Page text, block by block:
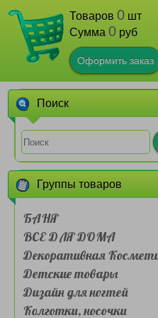
Товаров 0 шт
Сумма 0 руб
Оформить заказ
Поиск
Группы товаров
БАНЯ
ВСЕ ДЛЯ ДОМА
Декоративная
Детские товары
Дизайн для ногтей
Колготки, носочки